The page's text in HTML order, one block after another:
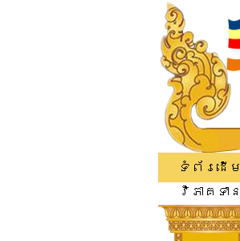
ទំព័រដើម
វិភាគទាន